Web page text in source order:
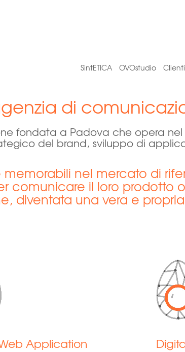
SintETICA OVOstudio Clienti
di
fondata a Padova che opera nel
del brand, sviluppo di
nel mercato di
comunicare il loro prodotto o
diventata una vera e
Application